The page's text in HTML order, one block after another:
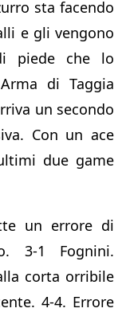
sta facendo
e gli vengono
piede che lo
di Taggia
un secondo
Con un ace
due game
un errore di
3-1 Fognini.
corta orribile
4-4. Errore